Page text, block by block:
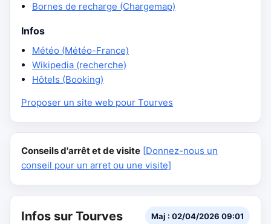
Bornes de recharge (Chargemap)
Infos
Météo (Météo-France)
Wikipedia (recherche)
Hôtels (Booking)
Proposer un site web pour Tourves
Conseils d'arrêt et de visite [Donnez-nous un
conseil pour un arret ou une visite]
Infos sur Tourves Maj : 02/04/2026 09:01